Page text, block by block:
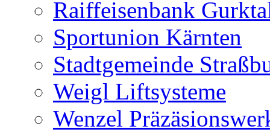
Raiffeisenbank
Sportunion Kärnten
Stadtgemeinde
Weigl Liftsysteme
Wenzel